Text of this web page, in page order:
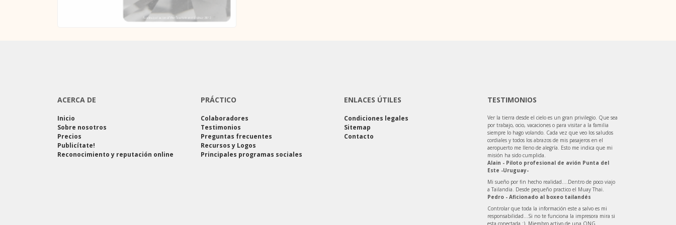
ACERCA DE
Inicio
Sobre nosotros
Precios
Publicítate!
Reconocimiento y reputación online
PRÁCTICO
Colaboradores
Testimonios
Preguntas frecuentes
Recursos y Logos
Principales programas sociales
ENLACES ÚTILES
Condiciones legales
Sitemap
Contacto
TESTIMONIOS
Ver la tierra desde el cielo es un gran privilegio. Que sea
por trabajo, ocio, vacaciones o para visitar a la familia
siempre lo hago volando. Cada vez que veo los saludos
cordiales y todos los abrazos de mis pasajeros en el
aeropuerto me lleno de alegría. Esto me indica que mi
misión ha sido cumplida.
Alain - Piloto profesional de avión Punta del
Este -Uruguay-
Mi sueño por fin hecho realidad….Dentro de poco viajo
a Tailandia. Desde pequeño practico el Muay Thai.
Pedro - Aficionado al boxeo tailandés
Controlar que toda la información este a salvo es mi
responsabilidad…Si no te funciona la impresora mira si
esta conectada :). Miembro activo de una ONG